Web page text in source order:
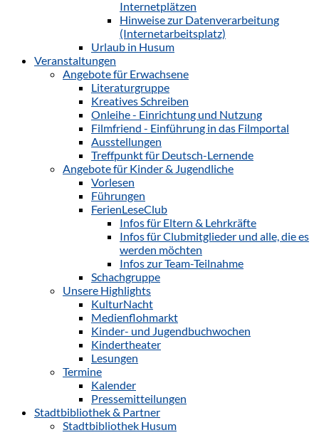
Internetplätzen
Hinweise zur Datenverarbeitung
(Internetarbeitsplatz)
Urlaub in Husum
Veranstaltungen
Angebote für Erwachsene
Literaturgruppe
Kreatives Schreiben
Onleihe - Einrichtung und Nutzung
Filmfriend - Einführung in das Filmportal
Ausstellungen
Treffpunkt für Deutsch-Lernende
Angebote für Kinder & Jugendliche
Vorlesen
Führungen
FerienLeseClub
Infos für Eltern & Lehrkräfte
Infos für Clubmitglieder und alle, die es
werden möchten
Infos zur Team-Teilnahme
Schachgruppe
Unsere Highlights
KulturNacht
Medienflohmarkt
Kinder- und Jugendbuchwochen
Kindertheater
Lesungen
Termine
Kalender
Pressemitteilungen
Stadtbibliothek & Partner
Stadtbibliothek Husum